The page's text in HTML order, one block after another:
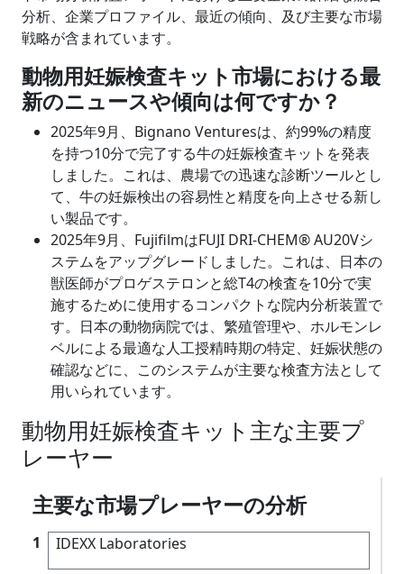
分析、企業プロファイル、最近の傾向、及び主要な市場
戦略が含まれています。
動物用妊娠検査キット市場における最
新のニュースや傾向は何ですか？
2025年9月、Bignano Venturesは、約99%の精度
を持つ10分で完了する牛の妊娠検査キットを発表
しました。これは、農場での迅速な診断ツールとし
て、牛の妊娠検出の容易性と精度を向上させる新し
い製品です。
2025年9月、FujifilmはFUJI DRI-CHEM® AU20Vシ
ステムをアップグレードしました。これは、日本の
獣医師がプロゲステロンと総T4の検査を10分で実
施するために使用するコンパクトな院内分析装置で
す。日本の動物病院では、繁殖管理や、ホルモンレ
ベルによる最適な人工授精時期の特定、妊娠状態の
確認などに、このシステムが主要な検査方法として
用いられています。
動物用妊娠検査キット主な主要プ
レーヤー
主要な市場プレーヤーの分析
1 IDEXX Laboratories